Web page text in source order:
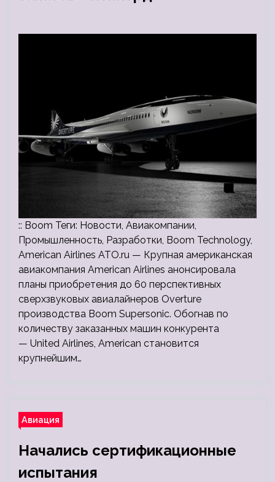
:: Boom Теги: Новости, Авиакомпании,
Промышленность, Разработки, Boom Technology,
American Airlines ATO.ru — Крупная американская
авиакомпания American Airlines анонсировала
планы приобретения до 60 перспективных
сверхзвуковых авиалайнеров Overture
производства Boom Supersonic. Обогнав по
количеству заказанных машин конкурента
— United Airlines, American становится
крупнейшим…
Авиация
Начались сертификационные
испытания